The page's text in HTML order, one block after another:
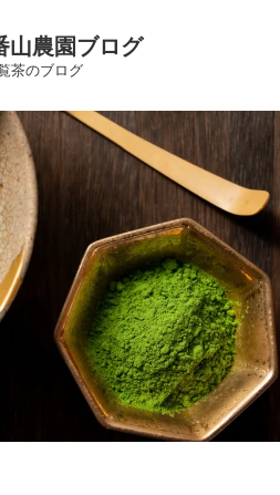
山農園ブログ
茶のブログ